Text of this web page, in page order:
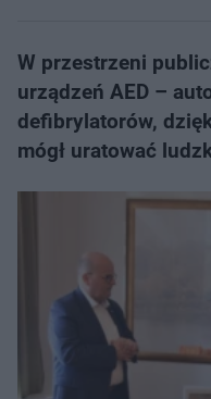
W przestrzeni
urządzeń AED –
defibrylatorów,
mógł uratować